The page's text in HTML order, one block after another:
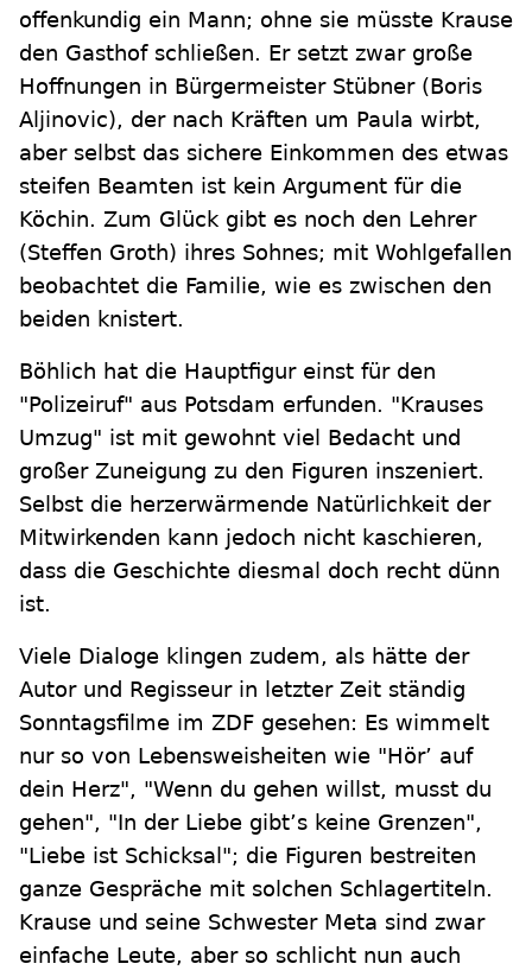
offenkundig ein Mann; ohne sie müsste Krause
den Gasthof schließen. Er setzt zwar große
Hoffnungen in Bürgermeister Stübner (Boris
Aljinovic), der nach Kräften um Paula wirbt,
aber selbst das sichere Einkommen des etwas
steifen Beamten ist kein Argument für die
Köchin. Zum Glück gibt es noch den Lehrer
(Steffen Groth) ihres Sohnes; mit Wohlgefallen
beobachtet die Familie, wie es zwischen den
beiden knistert.
Böhlich hat die Hauptfigur einst für den
"Polizeiruf" aus Potsdam erfunden. "Krauses
Umzug" ist mit gewohnt viel Bedacht und
großer Zuneigung zu den Figuren inszeniert.
Selbst die herzerwärmende Natürlichkeit der
Mitwirkenden kann jedoch nicht kaschieren,
dass die Geschichte diesmal doch recht dünn
ist.
Viele Dialoge klingen zudem, als hätte der
Autor und Regisseur in letzter Zeit ständig
Sonntagsfilme im ZDF gesehen: Es wimmelt
nur so von Lebensweisheiten wie "Hör’ auf
dein Herz", "Wenn du gehen willst, musst du
gehen", "In der Liebe gibt’s keine Grenzen",
"Liebe ist Schicksal"; die Figuren bestreiten
ganze Gespräche mit solchen Schlagertiteln.
Krause und seine Schwester Meta sind zwar
einfache Leute, aber so schlicht nun auch